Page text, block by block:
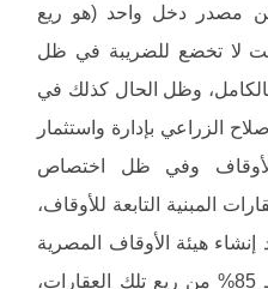
عن مصدر دخل واحد (هو ريع
لا تخضع للضريبة في ظل
بالكامل، وظل الحال كذلك في
الزراعي بإدارة واستثمار
للأوقاف وفي ظل اختصاص
المبنية التابعة للأوقاف،
هيئة الأوقاف المصرية
(حيث تختص وزارة الأوقاف بـ 85% من ريع تلك العقارات،